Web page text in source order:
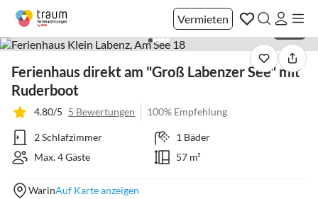
Vermieten
Ferienhaus direkt am "Groß Labenzer See" mit
Ruderboot
4.80/5 5 Bewertungen 100% Empfehlung
2 Schlafzimmer
1 Bäder
Max. 4 Gäste
57 m²
WarinAuf Karte anzeigen